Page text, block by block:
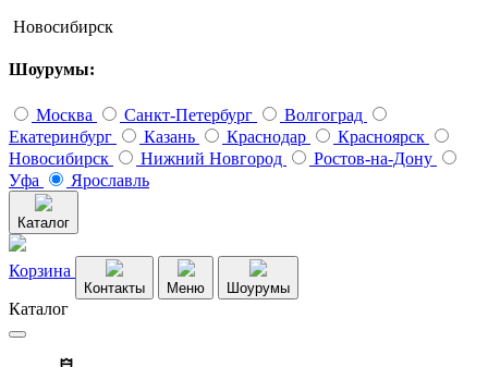
Новосибирск
Шоурумы:
Москва Санкт-Петербург
Волгоград
Екатеринбург
Казань Краснодар
Красноярск
Новосибирск
Нижний Новгород
Ростов-на-Дону
Уфа
Ярославль
Каталог
Корзина
Контакты Меню Шоурумы
Каталог